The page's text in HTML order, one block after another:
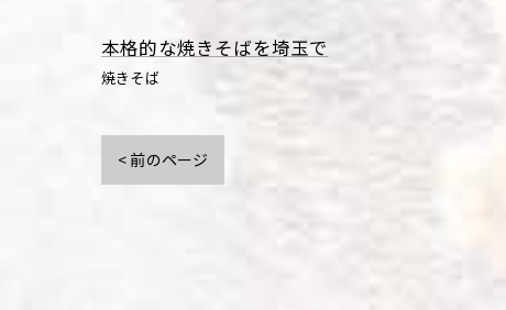
本格的な焼きそばを埼玉で
焼きそば
< 前のページ